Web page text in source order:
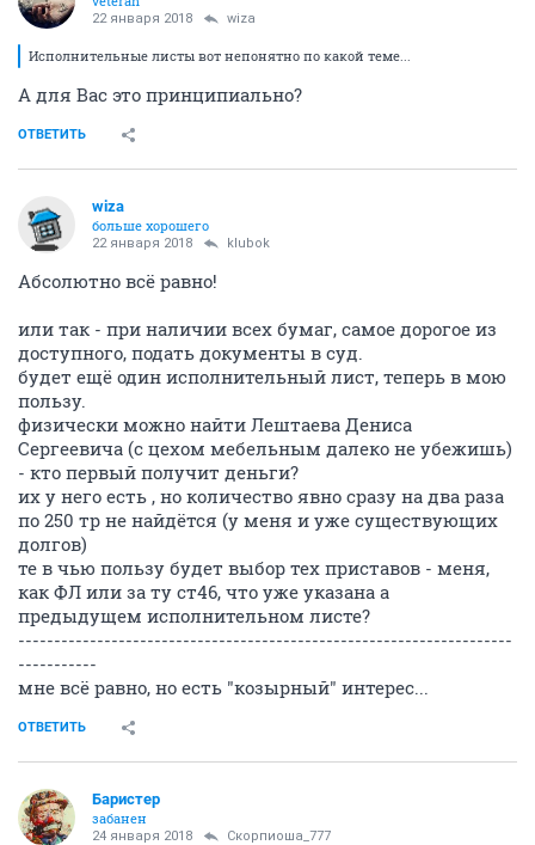
22 января 2018 wiza
Исполнительные листы вот непонятно по какой теме...
А для Вас это принципиально?
ОТВЕТИТЬ
wiza
больше хорошего
22 января 2018 klubok
Абсолютно всё равно!
или так - при наличии всех бумаг, самое дорогое из
доступного, подать документы в суд.
будет ещё один исполнительный лист, теперь в мою
пользу.
физически можно найти Лештаева Дениса
Сергеевича (с цехом мебельным далеко не убежишь)
- кто первый получит деньги?
их у него есть , но количество явно сразу на два раза
по 250 тр не найдётся (у меня и уже существующих
долгов)
те в чью пользу будет выбор тех приставов - меня,
как ФЛ или за ту ст46, что уже указана а
предыдущем исполнительном листе?
---------------------------------------------------------------------
-----------
мне всё равно, но есть "козырный" интерес...
ОТВЕТИТЬ
Баристер
забанен
24 января 2018 Скорпиоша_777